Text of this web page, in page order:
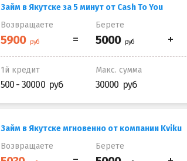
Займ в Якутске за 5 минут от Cash To You
Возвращаете
Берете
1й кредит
500 - 30000
Макс. сумма
30000
Займ в Якутске мгновенно от компании Kviku
Возвращаете
Берете